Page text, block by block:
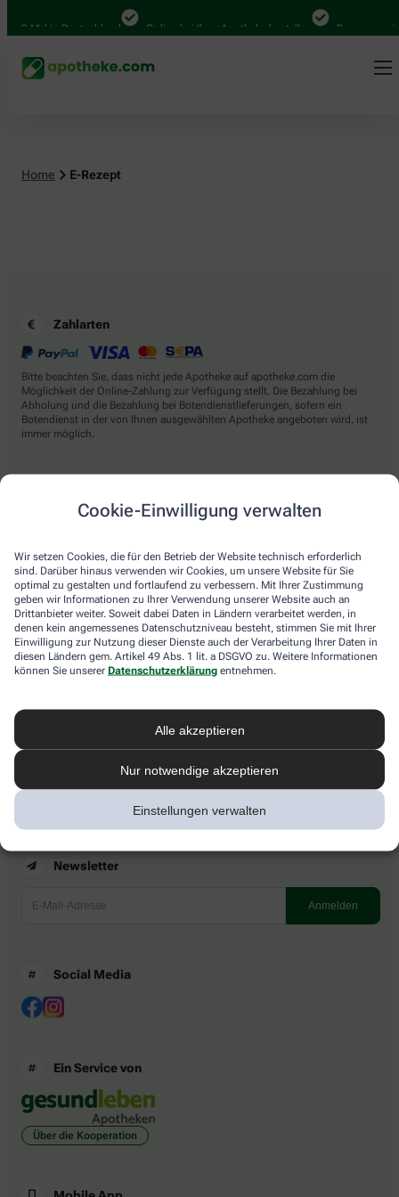
Cookie-Einwilligung verwalten
Wir setzen Cookies, die für den Betrieb der Website technisch erforderlich
sind. Darüber hinaus verwenden wir Cookies, um unsere Website für Sie
optimal zu gestalten und fortlaufend zu verbessern. Mit Ihrer Zustimmung
geben wir Informationen zu Ihrer Verwendung unserer Website auch an
Drittanbieter weiter. Soweit dabei Daten in Ländern verarbeitet werden, in
denen kein angemessenes Datenschutzniveau besteht, stimmen Sie mit Ihrer
Einwilligung zur Nutzung dieser Dienste auch der Verarbeitung Ihrer Daten in
diesen Ländern gem. Artikel 49 Abs. 1 lit. a DSGVO zu. Weitere Informationen
können Sie unserer Datenschutzerklärung entnehmen.
Alle akzeptieren
Nur notwendige akzeptieren
Einstellungen verwalten
Mal in Deutschland Online bei Ihrer Apotheke bestellen Bequem
Home E-Rezept
Zahlarten
Bitte beachten Sie, dass nicht jede Apotheke auf apotheke.com die
Möglichkeit der Online-Zahlung zur Verfügung stellt. Die Bezahlung bei
Abholung und die Bezahlung bei Botendienstlieferungen, sofern ein
Botendienst in der von Ihnen ausgewählten Apotheke angeboten wird, ist
immer möglich.
Lieferarten
Botendienst
Nach Verfügbarkeit. Bitte beachten Sie, dass nicht alle Apotheken diesen
Service anbieten.
apotheke.com Informationen
Newsletter
Barrierefreiheitserklärung
Newsletter
Social Media
Ein Service von
Über die Kooperation